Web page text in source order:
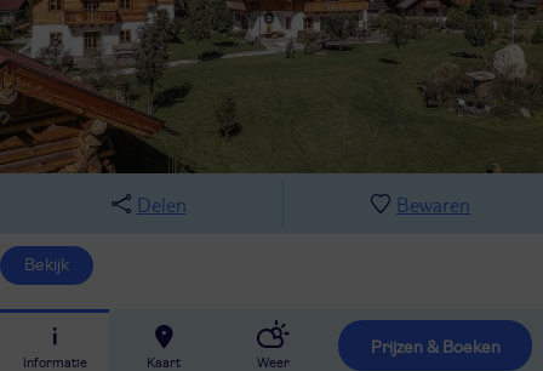
Delen Bewaren
Bekijk
Informatie Kaart Weer
Prijzen & Boeken